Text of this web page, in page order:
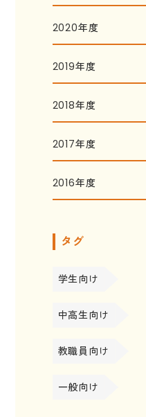
2020年度
2019年度
2018年度
2017年度
2016年度
タグ
学生向け
中高生向け
教職員向け
一般向け